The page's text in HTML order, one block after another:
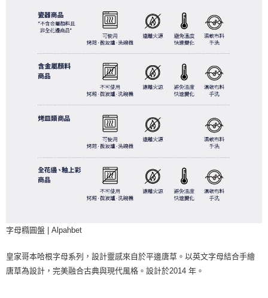
字母橢圓盤 | Alpahbet
皇家哥本哈根字母系列，設計靈感來自於平邊唐草。以英文字母結合手繪
唐草為設計，完美融合古典與現代風格。設計於2014 年。